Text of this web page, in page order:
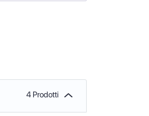
4 Prodotti